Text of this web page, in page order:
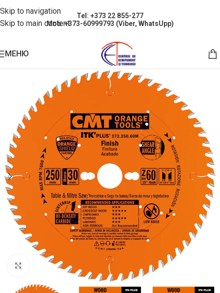
Skip to navigation
Skip to main content
Tel: +373 22 855-277
Mob: +373-60999793 (Viber, WhatsUpp)
МЕНЮ
Нажмите, чтобы увеличить